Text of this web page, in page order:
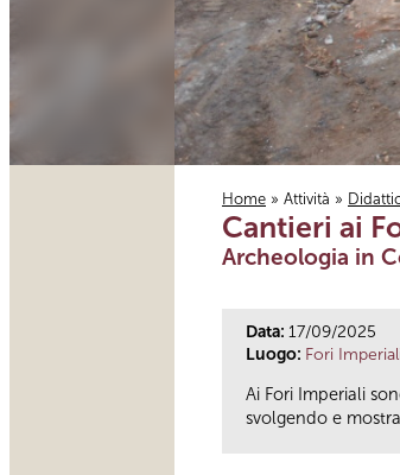
Tu sei qui
Home » Attività »
Cantieri ai
Archeologia in
Data: 17/09/2025
Luogo: Fori Imperiali
Ai Fori Imperiali
svolgendo e